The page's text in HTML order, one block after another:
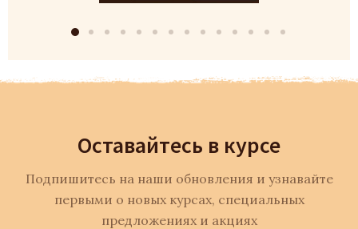
Оставайтесь в курсе
Подпишитесь на наши обновления и узнавайте
первыми о новых курсах, специальных
предложениях и акциях